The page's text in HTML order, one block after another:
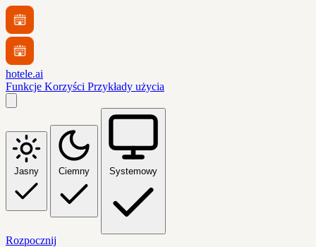
hotele.ai
Funkcje Korzyści Przykłady użycia
Jasny Ciemny Systemowy
Rozpocznij